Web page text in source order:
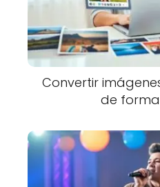
Convertir
de